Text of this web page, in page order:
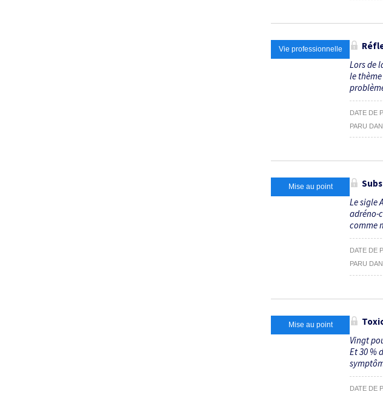
Vie professionnelle
Lors de
le
DATE DE
PARU
Mise au point
Le sigle
adréno-
comme
DATE DE
PARU
Mise au point
Vingt
Et 30 %
DATE DE